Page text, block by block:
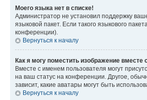
Моего языка нет в списке!
Администратор не установил поддержку
языковой пакет. Если такого языкового
конференции).
Вернуться к началу
Как я могу поместить изображение
Вместе с именем пользователя могут
на ваш статус на конференции. Другое,
зависит, какие аватары могут быть
Вернуться к началу